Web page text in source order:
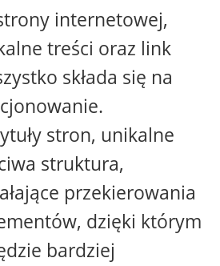
internetowej,
treści oraz link
składa się na
stron, unikalne
struktura,
przekierowania
dzięki którym
bardziej